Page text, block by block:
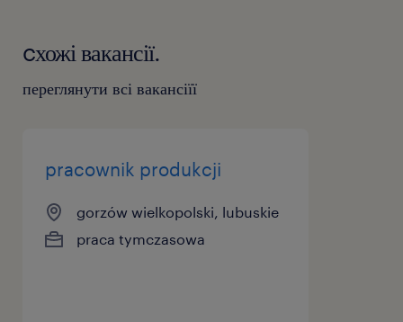
cхожі вакансії.
переглянути всі вакансіїї
pracownik produkcji
gorzów wielkopolski, lubuskie
praca tymczasowa